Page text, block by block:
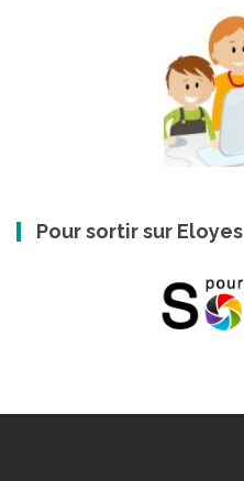
Pour sortir sur Eloyes